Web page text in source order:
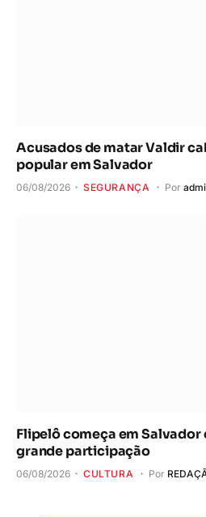
Acusados de matar Valdir
popular em Salvador
06/08/2026 SEGURANÇA Por
Flipelô começa em Salvador
grande participação
06/08/2026 CULTURA Por